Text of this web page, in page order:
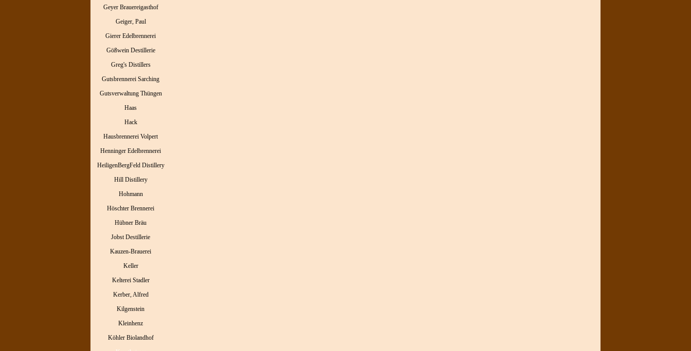
Geyer Brauereigasthof
Geiger, Paul
Gierer Edelbrennerei
Gößwein Destillerie
Greg's Distillers
Gutsbrennerei Sarching
Gutsverwaltung Thüngen
Haas
Hack
Hausbrennerei Volpert
Henninger Edelbrennerei
HeiligenBergFeld Distillery
Hill Distillery
Hohmann
Höschter Brennerei
Hübner Bräu
Jobst Destillerie
Kauzen-Brauerei
Keller
Kelterei Stadler
Kerber, Alfred
Kilgenstein
Kleinhenz
Köhler Biolandhof